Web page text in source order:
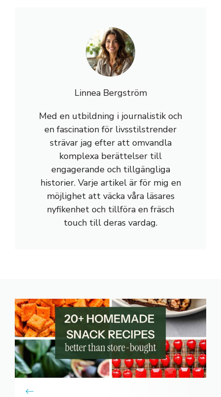
Linnea Bergström
Med en utbildning i journalistik och
en fascination för livsstilstrender
strävar jag efter att omvandla
komplexa berättelser till
engagerande och tillgängliga
historier. Varje artikel är för mig en
möjlighet att väcka våra läsares
nyfikenhet och tillföra en fräsch
touch till deras vardag.